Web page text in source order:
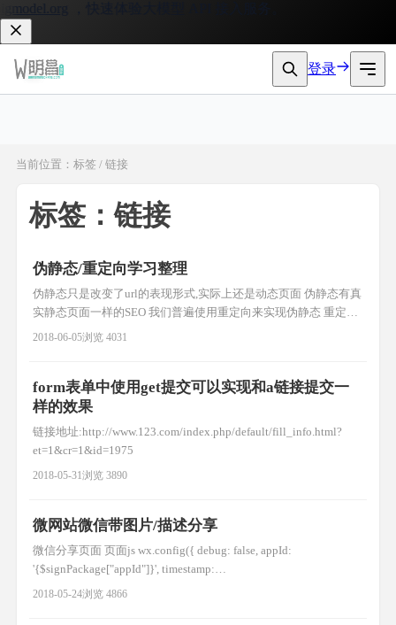
，快速体验大模型 API 接入服务。
登录
当前位置：标签 / 链接
标签：链接
伪静态/重定向学习整理
伪静态只是改变了url的表现形式,实际上还是动态页面 伪静态有真
实静态页面一样的SEO 我们普遍使用重定向来实现伪静态 重定向
http协议中的3XX(主要有302/303) 例: 1.修改apache配置文件
2018-06-05浏览 4031
form表单中使用get提交可以实现和a链接提交一
样的效果
链接地址:http://www.123.com/index.php/default/fill_info.html?
et=1&cr=1&id=1975
2018-05-31浏览 3890
微网站微信带图片/描述分享
微信分享页面 页面js wx.config({ debug: false, appId:
'{$signPackage["appId"]}', timestamp:
'{$signPackage["timestamp"]}', nonceStr:
2018-05-24浏览 4866